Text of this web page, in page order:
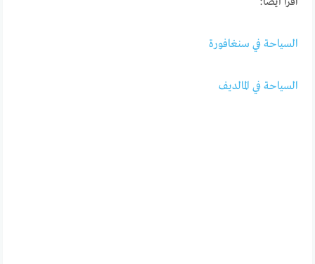
السياحة في سنغافورة
السياحة في المالديف